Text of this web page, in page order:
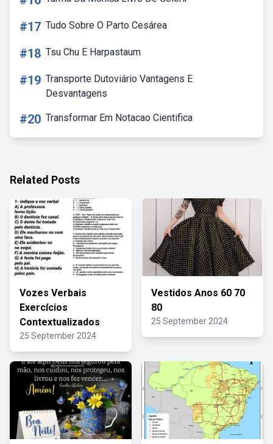
#17 Tudo Sobre O Parto Cesárea
#18 Tsu Chu E Harpastaum
#19 Transporte Dutoviário Vantagens E
Desvantagens
#20 Transformar Em Notacao Cientifica
Related Posts
Vozes Verbais
Exercícios
Contextualizados
25 September 2024
Vestidos Anos 60 70
80
25 September 2024